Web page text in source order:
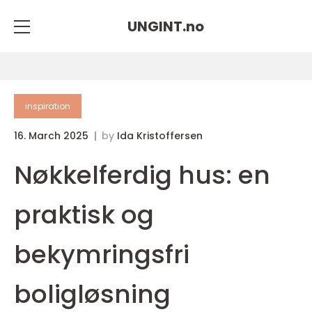
UNGINT.no
inspiration
16. March 2025 by Ida Kristoffersen
Nøkkelferdig hus: en
praktisk og
bekymringsfri
boligløsning